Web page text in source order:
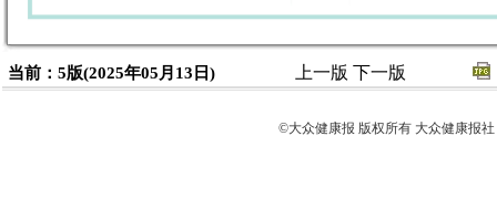
当前：5版(2025年05月13日) 上一版 下一版